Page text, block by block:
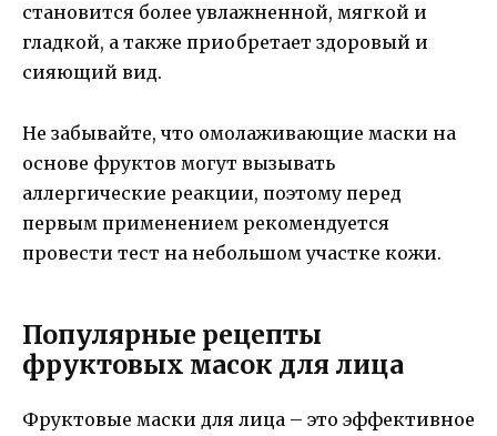
становится более увлажненной, мягкой и
гладкой, а также приобретает здоровый и
сияющий вид.
Не забывайте, что омолаживающие маски на
основе фруктов могут вызывать
аллергические реакции, поэтому перед
первым применением рекомендуется
провести тест на небольшом участке кожи.
Популярные рецепты
фруктовых масок для лица
Фруктовые маски для лица – это эффективное